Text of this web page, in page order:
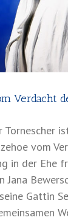
Verdacht
Tornescher
vom
in der Ehe
Jana
Gattin